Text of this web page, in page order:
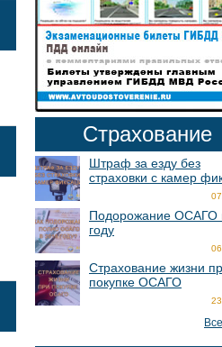
Страхование
Штраф за езду без
страховки с камер
Подорожание ОСАГО
году
Страхование жизни
покупке ОСАГО